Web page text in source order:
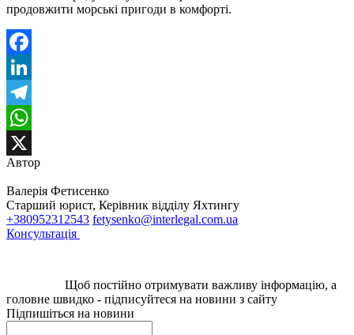
продовжити морські пригоди в комфорті.
Facebook
LinkedIn
Telegram
WhatsApp
X
Автор
Валерія Фетисенко
Старший юрист, Керівник відділу Яхтингу
+380952312543 fetysenko@interlegal.com.ua
Консультація
Щоб постійно отримувати важливу інформацію, а
головне швидко - підписуйтеся на новини з сайту
Підпишіться на новини